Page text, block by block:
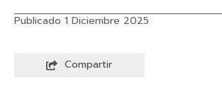
Publicado 1 Diciembre 2025
Compartir